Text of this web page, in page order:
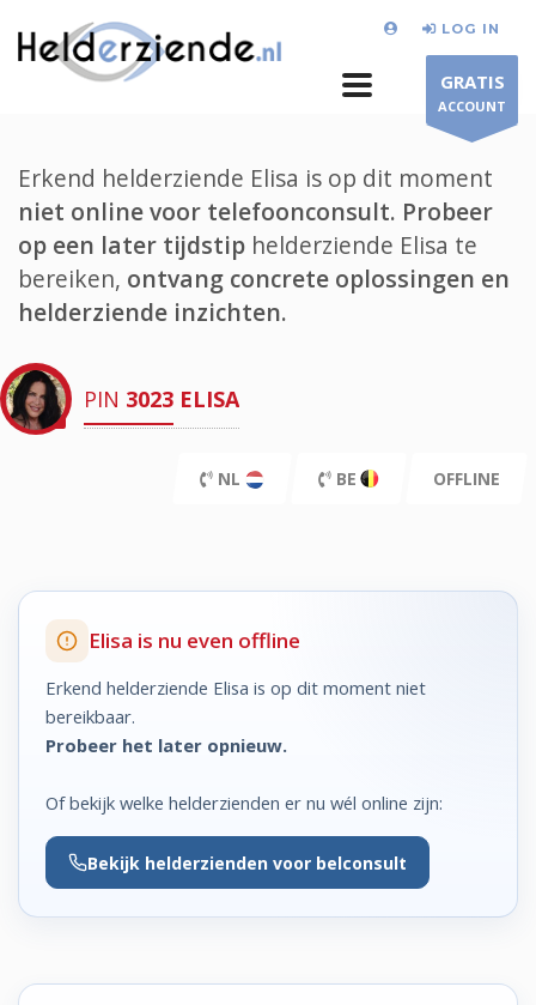
LOG IN
GRATIS
ACCOUNT
Erkend helderziende Elisa is op dit moment
niet online voor telefoonconsult. Probeer
op een later tijdstip helderziende Elisa te
bereiken, ontvang concrete oplossingen en
helderziende inzichten.
PIN 3023 ELISA
NL BE OFFLINE
Elisa is nu even offline
Erkend helderziende Elisa is op dit moment niet
bereikbaar.
Probeer het later opnieuw.
Of bekijk welke helderzienden er nu wél online zijn:
Bekijk helderzienden voor belconsult